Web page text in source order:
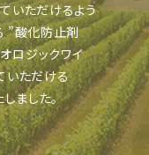
いただけるよう
”酸化防止剤
ロジックワイ
いただける
ました。